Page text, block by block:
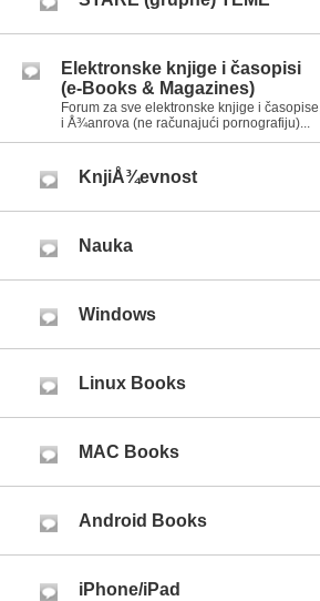
Elektronske knjige i časopisi
(e-Books & Magazines)
Forum za sve elektronske knjige i
i Å¾anrova (ne računajući pornografiju)...
KnjiÅ¾evnost
Nauka
Windows
Linux Books
MAC Books
Android Books
iPhone/iPad